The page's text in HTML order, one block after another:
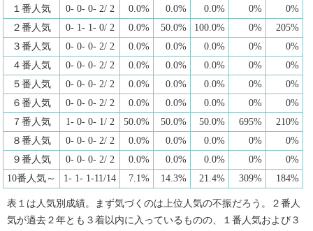
１番人気
0- 0- 0- 2/ 2 0.0% 0.0% 0.0% 0%
0%
２番人気
0- 1- 1- 0/ 2 0.0% 50.0% 100.0% 0%
205%
３番人気
0- 0- 0- 2/ 2 0.0% 0.0% 0.0% 0%
0%
４番人気
0- 0- 0- 2/ 2 0.0% 0.0% 0.0% 0%
0%
５番人気
0- 0- 0- 2/ 2 0.0% 0.0% 0.0% 0%
0%
６番人気
0- 0- 0- 2/ 2 0.0% 0.0% 0.0% 0%
0%
７番人気
1- 0- 0- 1/ 2 50.0% 50.0% 50.0% 695%
210%
８番人気
0- 0- 0- 2/ 2 0.0% 0.0% 0.0% 0%
0%
９番人気
0- 0- 0- 2/ 2 0.0% 0.0% 0.0% 0%
0%
10番人気～
1- 1- 1-11/14 7.1% 14.3% 21.4% 309% 184%
表１は人気別成績。まず気づくのは上位人気の不振だろう。２番人
気が過去２年とも３着以内に入っているものの、１番人気および３